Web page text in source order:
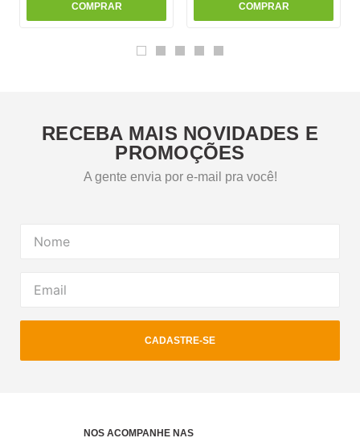
COMPRAR COMPRAR
RECEBA MAIS NOVIDADES E
PROMOÇÕES
A gente envia por e-mail pra você!
CADASTRE-SE
NOS ACOMPANHE NAS